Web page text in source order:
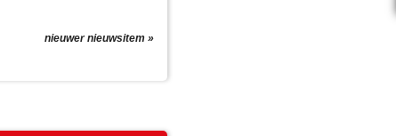
nieuwer nieuwsitem »